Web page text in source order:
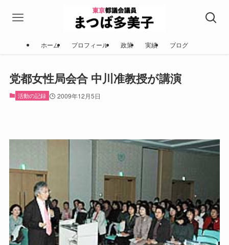
ホーム プロフィール 政策 実績 ブログ
党都女性局会合 中川准教授が講演
活動の記録 2009年12月5日